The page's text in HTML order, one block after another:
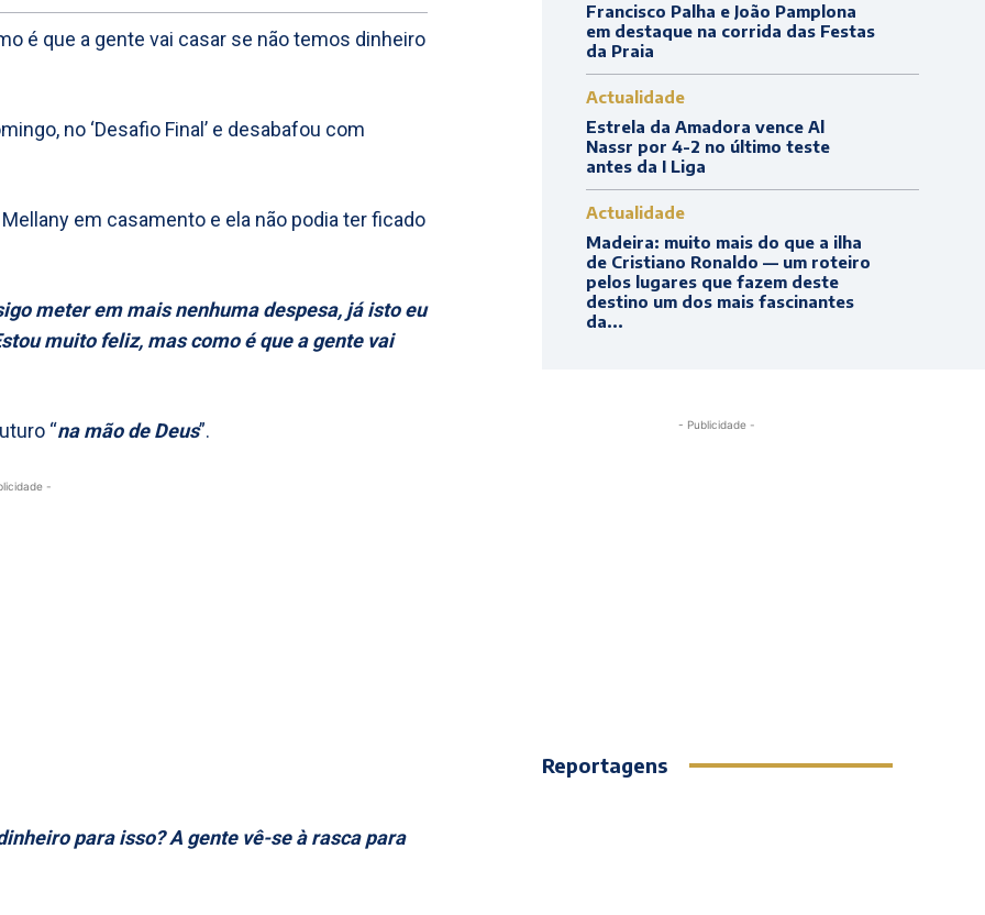
é que a gente vai casar se não temos dinheiro
no ‘Desafio Final’ e desabafou com
em casamento e ela não podia ter ficado
meter em mais nenhuma despesa, já isto eu
muito feliz, mas como é que a gente vai
“na mão de Deus”.
-
para isso? A gente vê-se à rasca para
Francisco Palha e João Pamplona
em destaque na corrida das Festas
da Praia
Actualidade
Estrela da Amadora vence Al
Nassr por 4-2 no último teste
antes da I Liga
Actualidade
Madeira: muito mais do que a ilha
de Cristiano Ronaldo — um roteiro
pelos lugares que fazem deste
destino um dos mais fascinantes
da...
- Publicidade -
Reportagens